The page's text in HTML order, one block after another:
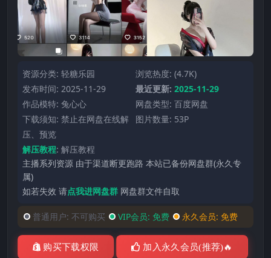
资源分类: 轻糖乐园
浏览热度: (4.7K)
发布时间: 2025-11-29
最近更新: 2025-11-29
作品模特: 兔心心
网盘类型: 百度网盘
下载须知: 禁止在网盘在线解
压、预览
图片数量: 53P
解压教程: 解压教程
主播系列资源 由于渠道断更跑路 本站已备份网盘群(永久专
属)
如若失效 请点我进网盘群 网盘群文件自取
普通用户: 不可购买 VIP会员: 免费 永久会员: 免费
购买下载权限 加入永久会员(推荐)🔥